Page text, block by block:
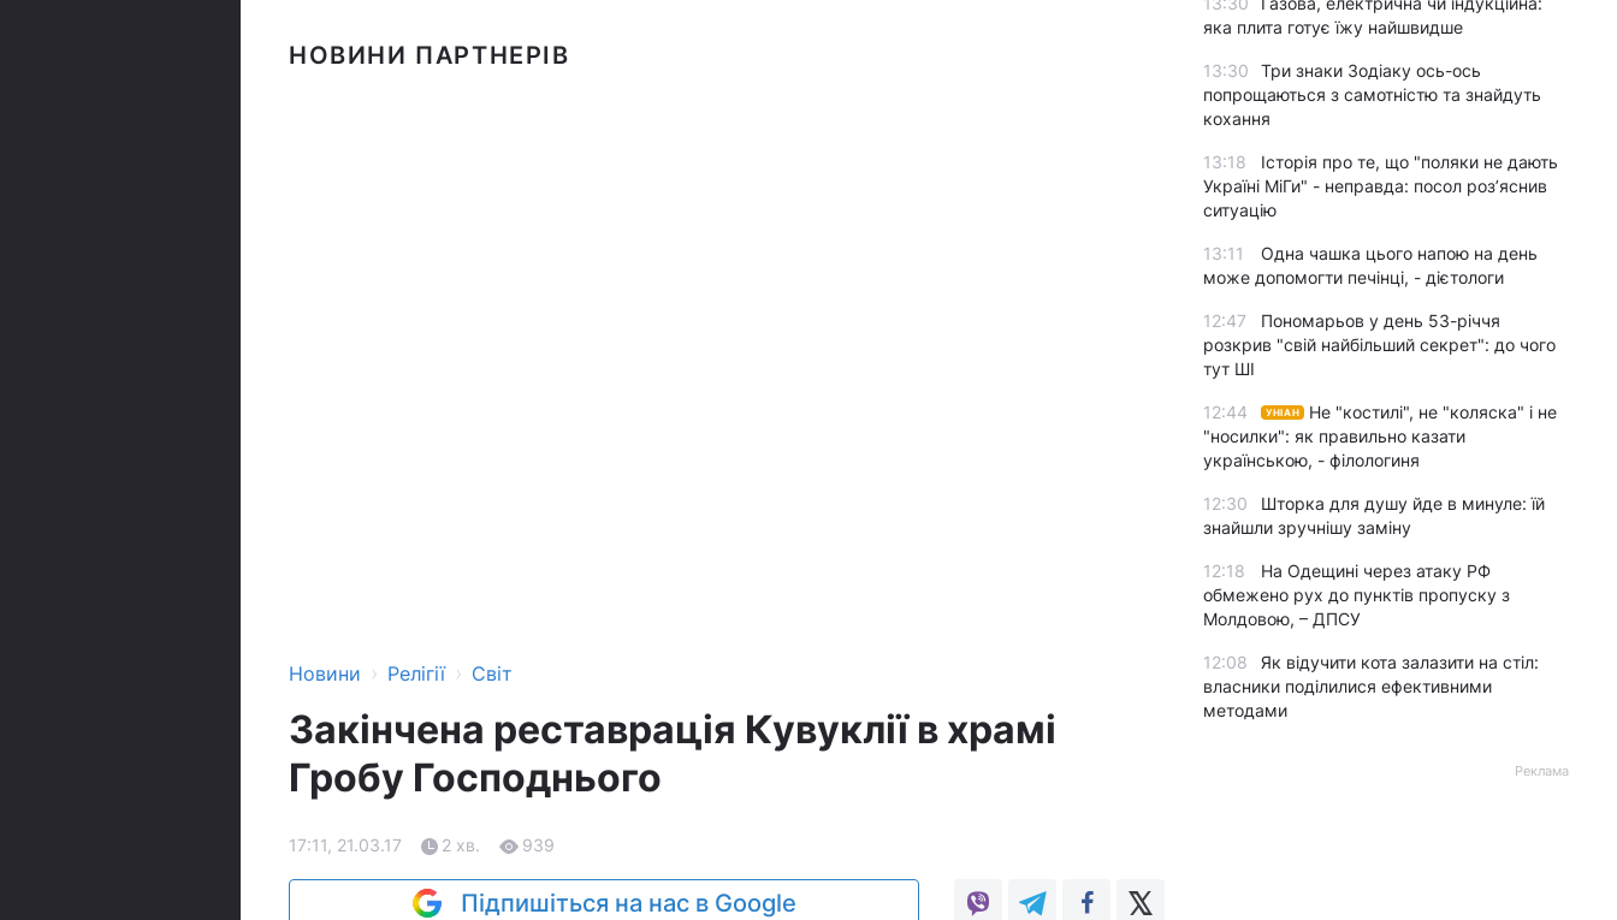
НОВИНИ ПАРТНЕРІВ
Новини › Релігії › Світ
Закінчена реставрація Кувуклії в храмі
Гробу Господнього
17:11, 21.03.17 2 хв. 939
Підпишіться на нас в Google
яка плита готує їжу найшвидше
13:30
Три знаки Зодіаку ось-ось
попрощаються з самотністю та знайдуть
кохання
13:18
Історія про те, що "поляки не дають
Україні МіГи" - неправда: посол роз’яснив
ситуацію
13:11
Одна чашка цього напою на день
може допомогти печінці, - дієтологи
12:47
Пономарьов у день 53-річчя
розкрив "свій найбільший секрет": до чого
тут ШІ
12:44 УНІАН
Не "костилі", не "коляска" і не
"носилки": як правильно казати
українською, - філологиня
12:30
Шторка для душу йде в минуле: їй
знайшли зручнішу заміну
12:18
На Одещині через атаку РФ
обмежено рух до пунктів пропуску з
Молдовою, – ДПСУ
12:08
Як відучити кота залазити на стіл:
власники поділилися ефективними
методами
Реклама